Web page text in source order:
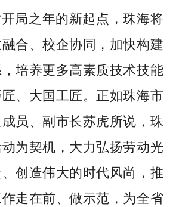
局之年的新起点，珠海将
合、校企协同，加快构建
培养更多高素质技术技能
、大国工匠。正如珠海市
员、副市长苏虎所说，珠
为契机，大力弘扬劳动光
创造伟大的时代风尚，推
走在前、做示范，为全省